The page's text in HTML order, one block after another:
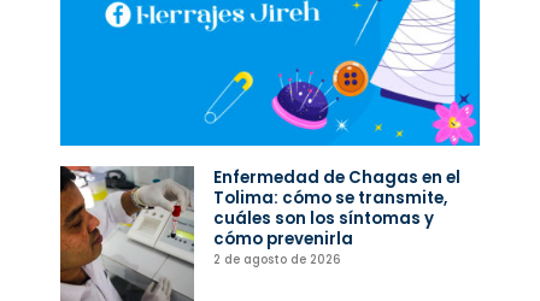
Enfermedad de Chagas en el
Tolima: cómo se transmite,
cuáles son los síntomas y
cómo prevenirla
2 de agosto de 2026